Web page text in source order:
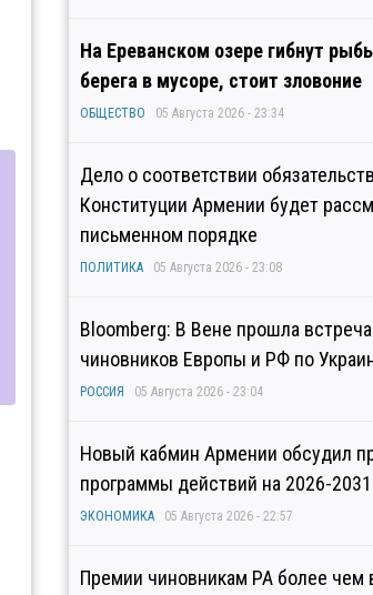
На Ереванском озере гибнут
берега в мусоре, стоит зловоние
ОБЩЕСТВО 05 Августа 2026 - 23:34
Дело о соответствии
Конституции Армении будет
письменном порядке
ПОЛИТИКА 05 Августа 2026 - 23:08
Bloomberg: В Вене прошла
чиновников Европы и РФ по
РОССИЯ 05 Августа 2026 - 23:04
Новый кабмин Армении обсудил
программы действий на 2026-2031
ЭКОНОМИКА 05 Августа 2026 - 22:57
Премии чиновникам РА более чем